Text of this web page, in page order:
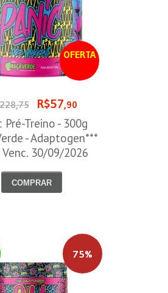
OFERTA
R$57,90
Pré-Treino - 300g
- Adaptogen***
30/09/2026
COMPRAR
75%